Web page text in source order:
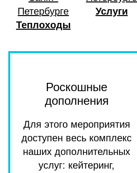
Теплоходы
Услуги
Роскошные
дополнения
Для этого мероприятия
доступен весь комплекс
наших дополнительных
услуг: кейтеринг,